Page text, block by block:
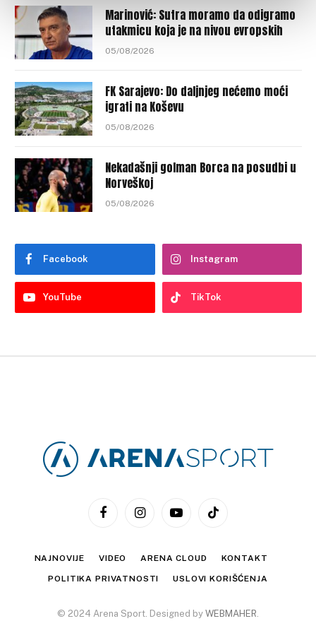
Marinović: Sutra moramo da odigramo
utakmicu koja je na nivou evropskih
05/08/2026
FK Sarajevo: Do daljnjeg nećemo moći
igrati na Koševu
05/08/2026
Nekadašnji golman Borca na posudbi u
Norveškoj
05/08/2026
Facebook Instagram
YouTube TikTok
FacebookInstagramYouTubeTikTok
NAJNOVIJE VIDEO ARENA CLOUD KONTAKT
POLITIKA PRIVATNOSTI USLOVI KORIŠĆENJA
© 2024 Arena Sport. Designed by WEBMAHER